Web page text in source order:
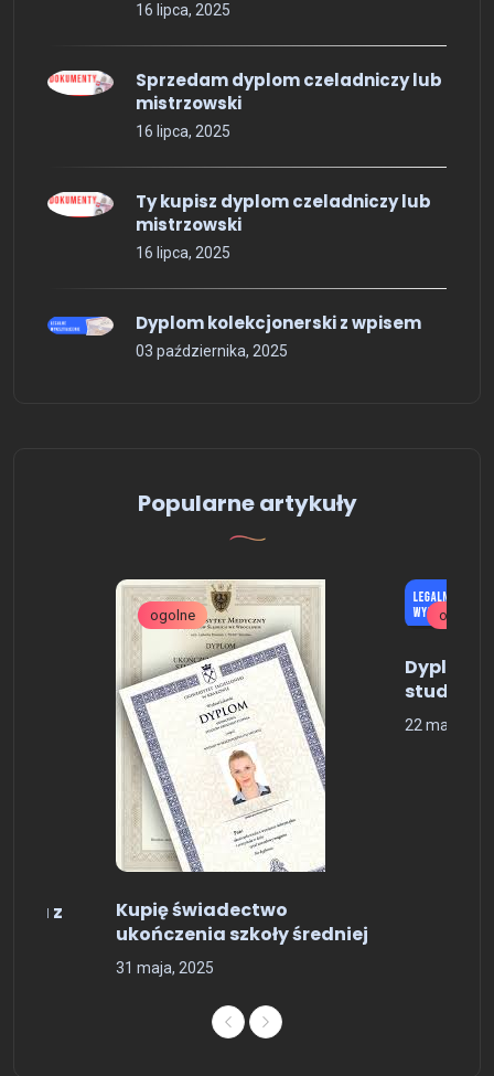
16 lipca, 2025
Sprzedam dyplom czeladniczy lub
mistrzowski
16 lipca, 2025
Ty kupisz dyplom czeladniczy lub
mistrzowski
16 lipca, 2025
Dyplom kolekcjonerski z wpisem
03 października, 2025
Popularne artykuły
z
ogolne
Kupię świadectwo
ukończenia szkoły średniej
31 maja, 2025
ogolne
Dyplom
studiów
22 maja,